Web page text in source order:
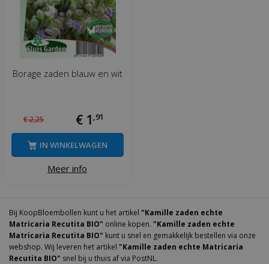
Borage zaden blauw en wit
€2,25 € 1 ,91
Meer info
IN WINKELWAGEN
Bij KoopBloembollen kunt u het artikel "Kamille zaden echte
Matricaria Recutita BIO" online kopen. "Kamille zaden echte
Matricaria Recutita BIO" kunt u snel en gemakkelijk bestellen via onze
webshop. Wij leveren het artikel "Kamille zaden echte Matricaria
Recutita BIO" snel bij u thuis af via PostNL.